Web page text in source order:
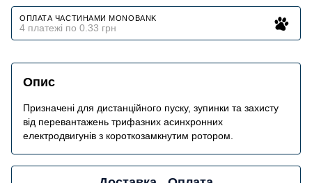
ОПЛАТА ЧАСТИНАМИ MONOBANK
4 платежі по 0.33 грн
Опис
Призначені для дистанційного пуску, зупинки та захисту
від перевантажень трифазних асинхронних
електродвигунів з короткозамкнутим ротором.